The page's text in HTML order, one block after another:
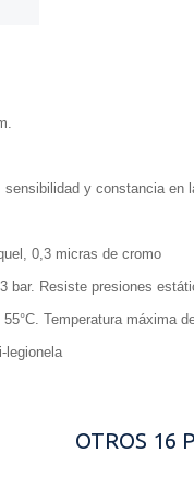
y constancia en
0,3 micras de cromo
bar. Resiste presiones
Temperatura máxima
legionela
OTROS 16